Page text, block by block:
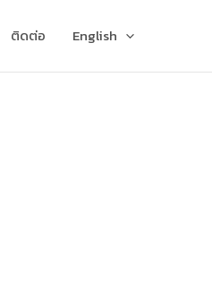
ติดต่อ English